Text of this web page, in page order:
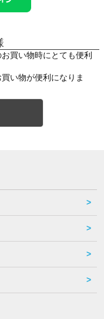
買い物時にとても便利
い物が便利になりま